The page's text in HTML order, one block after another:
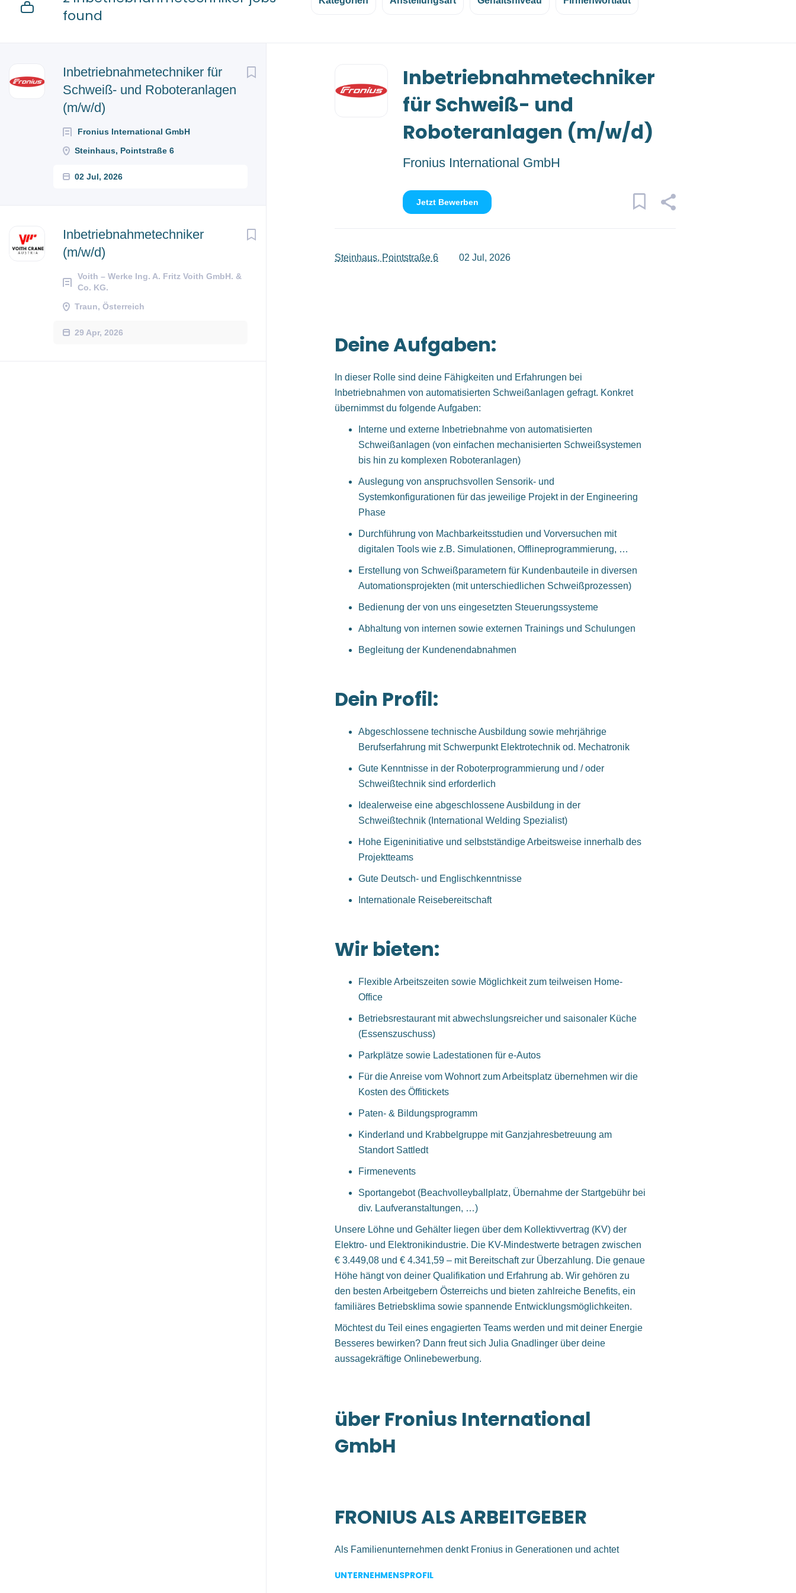
found
Inbetriebnahmetechniker für
Schweiß- und Roboteranlagen
(m/w/d)
Fronius International GmbH
Steinhaus, Pointstraße 6
02 Jul, 2026
Inbetriebnahmetechniker
(m/w/d)
Voith – Werke Ing. A. Fritz Voith GmbH. &
Co. KG.
Traun, Österreich
29 Apr, 2026
list
Inbetriebnahmetechniker
für Schweiß- und
Roboteranlagen (m/w/d)
Fronius International GmbH
Jetzt Bewerben
Steinhaus, Pointstraße 6 02 Jul, 2026
Deine Aufgaben:
In dieser Rolle sind deine Fähigkeiten und Erfahrungen bei
Inbetriebnahmen von automatisierten Schweißanlagen gefragt. Konkret
übernimmst du folgende Aufgaben:
Interne und externe Inbetriebnahme von automatisierten
Schweißanlagen (von einfachen mechanisierten Schweißsystemen
bis hin zu komplexen Roboteranlagen)
Auslegung von anspruchsvollen Sensorik- und
Systemkonfigurationen für das jeweilige Projekt in der Engineering
Phase
Durchführung von Machbarkeitsstudien und Vorversuchen mit
digitalen Tools wie z.B. Simulationen, Offlineprogrammierung, …
Erstellung von Schweißparametern für Kundenbauteile in diversen
Automationsprojekten (mit unterschiedlichen Schweißprozessen)
Bedienung der von uns eingesetzten Steuerungssysteme
Abhaltung von internen sowie externen Trainings und Schulungen
Begleitung der Kundenendabnahmen
Dein Profil:
Abgeschlossene technische Ausbildung sowie mehrjährige
Berufserfahrung mit Schwerpunkt Elektrotechnik od. Mechatronik
Gute Kenntnisse in der Roboterprogrammierung und / oder
Schweißtechnik sind erforderlich
Idealerweise eine abgeschlossene Ausbildung in der
Schweißtechnik (International Welding Spezialist)
Hohe Eigeninitiative und selbstständige Arbeitsweise innerhalb des
Projektteams
Gute Deutsch- und Englischkenntnisse
Internationale Reisebereitschaft
Wir bieten:
Flexible Arbeitszeiten sowie Möglichkeit zum teilweisen Home-
Office
Betriebsrestaurant mit abwechslungsreicher und saisonaler Küche
(Essenszuschuss)
Parkplätze sowie Ladestationen für e-Autos
Für die Anreise vom Wohnort zum Arbeitsplatz übernehmen wir die
Kosten des Öffitickets
Paten- & Bildungsprogramm
Kinderland und Krabbelgruppe mit Ganzjahresbetreuung am
Standort Sattledt
Firmenevents
Sportangebot (Beachvolleyballplatz, Übernahme der Startgebühr bei
div. Laufveranstaltungen, …)
Unsere Löhne und Gehälter liegen über dem Kollektivvertrag (KV) der
Elektro- und Elektronikindustrie. Die KV-Mindestwerte betragen zwischen
€ 3.449,08 und € 4.341,59 – mit Bereitschaft zur Überzahlung. Die genaue
Höhe hängt von deiner Qualifikation und Erfahrung ab. Wir gehören zu
den besten Arbeitgebern Österreichs und bieten zahlreiche Benefits, ein
familiäres Betriebsklima sowie spannende Entwicklungsmöglichkeiten.
Möchtest du Teil eines engagierten Teams werden und mit deiner Energie
Besseres bewirken? Dann freut sich Julia Gnadlinger über deine
aussagekräftige Onlinebewerbung.
über Fronius International
GmbH
FRONIUS ALS ARBEITGEBER
Als Familienunternehmen denkt Fronius in Generationen und achtet
dass die Energie unserer Mitarbeiterinnen und Mitarbeiter besser wirkt.
UNTERNEHMENSPROFIL